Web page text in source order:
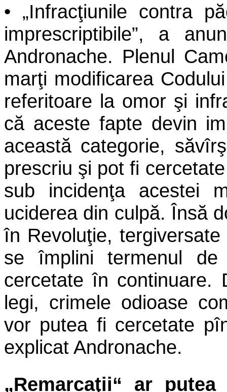
• „Infracţiunile contra
imprescriptibile”, a
Andronache. Plenul
marţi modificarea
referitoare la omor şi
că aceste fapte devin
această categorie,
prescriu şi pot fi
sub incidenţa acestei
uciderea din culpă. Însă
în Revoluţie,
se împlini termenul
cercetate în continuare.
legi, crimele odioase
vor putea fi cercetate
explicat Andronache.
„Remarcaţii“ ar